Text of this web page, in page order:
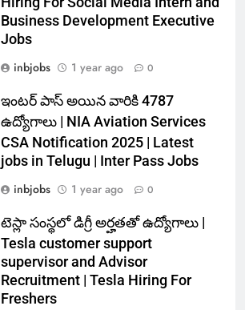
Business Development Executive
Jobs
inbjobs
1 year ago 0
ఇంటర్ పాస్ అయిన వారికి 4787
ఉద్యోగాలు | NIA Aviation Services
CSA Notification 2025 | Latest
jobs in Telugu | Inter Pass Jobs
inbjobs
1 year ago 0
టెస్లా సంస్థలో డిగ్రీ అర్హతతో ఉద్యోగాలు |
Tesla customer support
supervisor and Advisor
Recruitment | Tesla Hiring For
Freshers